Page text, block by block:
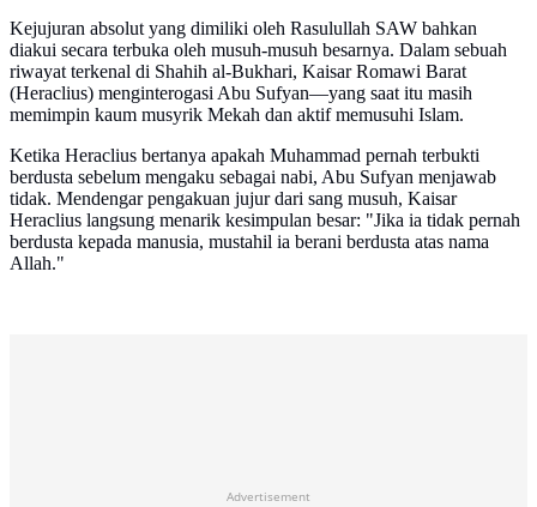
Kejujuran absolut yang dimiliki oleh Rasulullah SAW bahkan
diakui secara terbuka oleh musuh-musuh besarnya. Dalam sebuah
riwayat terkenal di Shahih al-Bukhari, Kaisar Romawi Barat
(Heraclius) menginterogasi Abu Sufyan—yang saat itu masih
memimpin kaum musyrik Mekah dan aktif memusuhi Islam.
Ketika Heraclius bertanya apakah Muhammad pernah terbukti
berdusta sebelum mengaku sebagai nabi, Abu Sufyan menjawab
tidak. Mendengar pengakuan jujur dari sang musuh, Kaisar
Heraclius langsung menarik kesimpulan besar: "Jika ia tidak pernah
berdusta kepada manusia, mustahil ia berani berdusta atas nama
Allah."
Advertisement